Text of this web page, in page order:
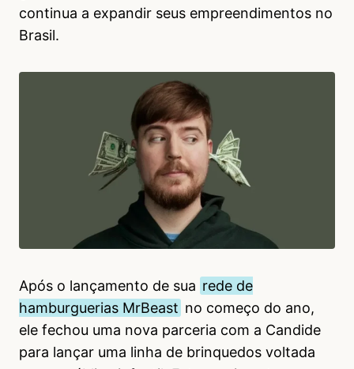
continua a expandir seus empreendimentos no
Brasil.
Após o lançamento de sua rede de
hamburguerias MrBeast no começo do ano,
ele fechou uma nova parceria com a Candide
para lançar uma linha de brinquedos voltada